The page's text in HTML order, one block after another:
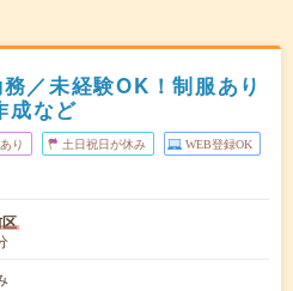
／未経験OK！制服あり
成など
り 土日祝日が休み WEB登録OK